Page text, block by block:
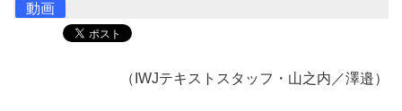
動画
（IWJテキストスタッフ・山之内／澤邉）